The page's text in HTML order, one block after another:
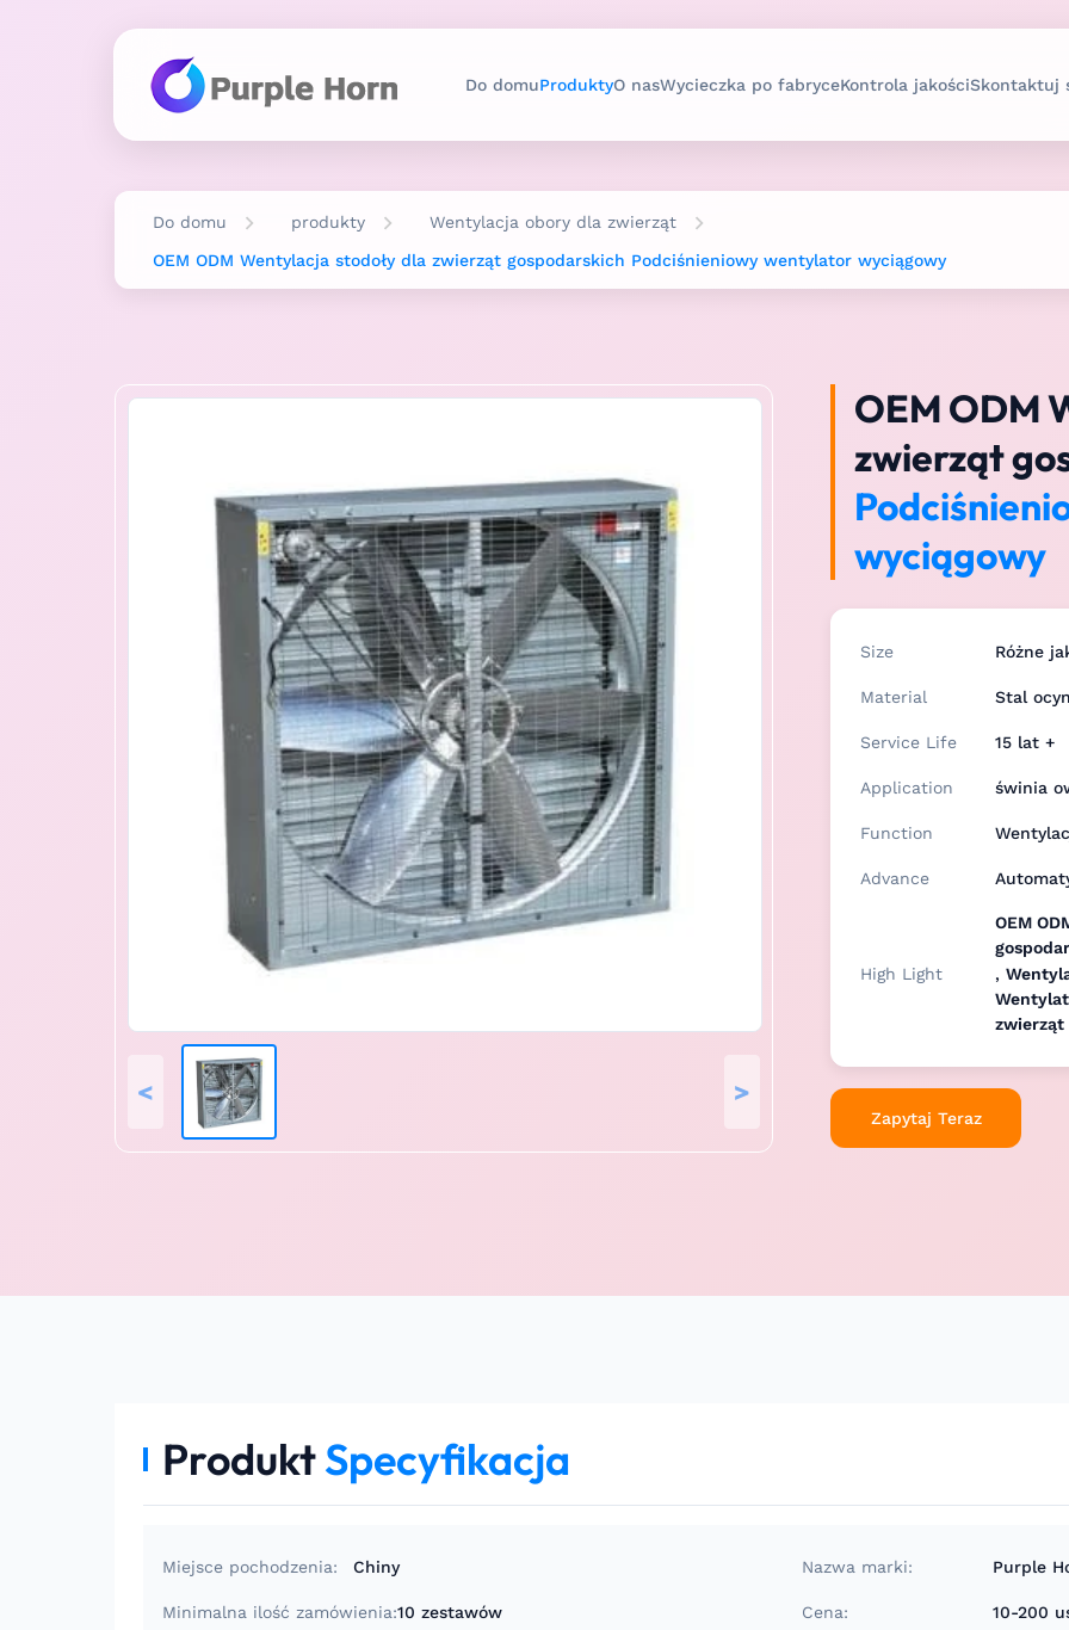
Do domuProduktyO nasWycieczka po fabryceKontrola jakościSkontaktuj
Do domu produkty Wentylacja obory dla zwierząt
OEM ODM Wentylacja stodoły dla zwierząt gospodarskich Podciśnieniowy wentylator wyciągowy
< >
OEM ODM
zwierząt
wyciągowy
Size Różne
Material Stal
Service Life 15 lat +
Application świnia
Function
Advance
High Light
OEM
,
zwierząt
Zapytaj Teraz
ProduktSpecyfikacja
Miejsce pochodzenia: Chiny Nazwa marki: Purple
Minimalna ilość zamówienia:10 zestawów Cena: 10-200